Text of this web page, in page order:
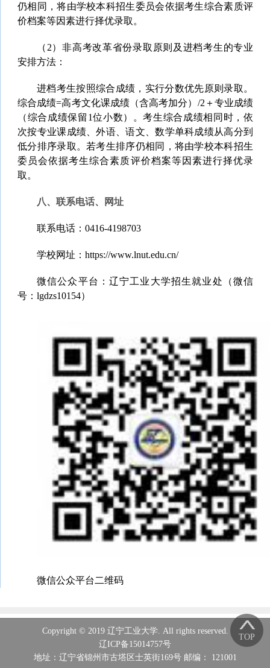
仍相同，将由学校本科招生委员会依据考生综合素质评
价档案等因素进行择优录取。
（2）非高考改革省份录取原则及进档考生的专业
安排方法：
进档考生按照综合成绩，实行分数优先原则录取。
综合成绩=高考文化课成绩（含高考加分）/2＋专业成绩
（综合成绩保留1位小数）。考生综合成绩相同时，依
次按专业课成绩、外语、语文、数学单科成绩从高分到
低分排序录取。若考生排序仍相同，将由学校本科招生
委员会依据考生综合素质评价档案等因素进行择优录
取。
八、联系电话、网址
联系电话：0416-4198703
学校网址：https://www.lnut.edu.cn/
微信公众平台：辽宁工业大学招生就业处（微信
号：lgdzs10154）
微信公众平台二维码
TOP
Copyright © 2019 辽宁工业大学. All rights reserved.
辽ICP备15014757号
地址：辽宁省锦州市古塔区士英街169号 邮编： 121001